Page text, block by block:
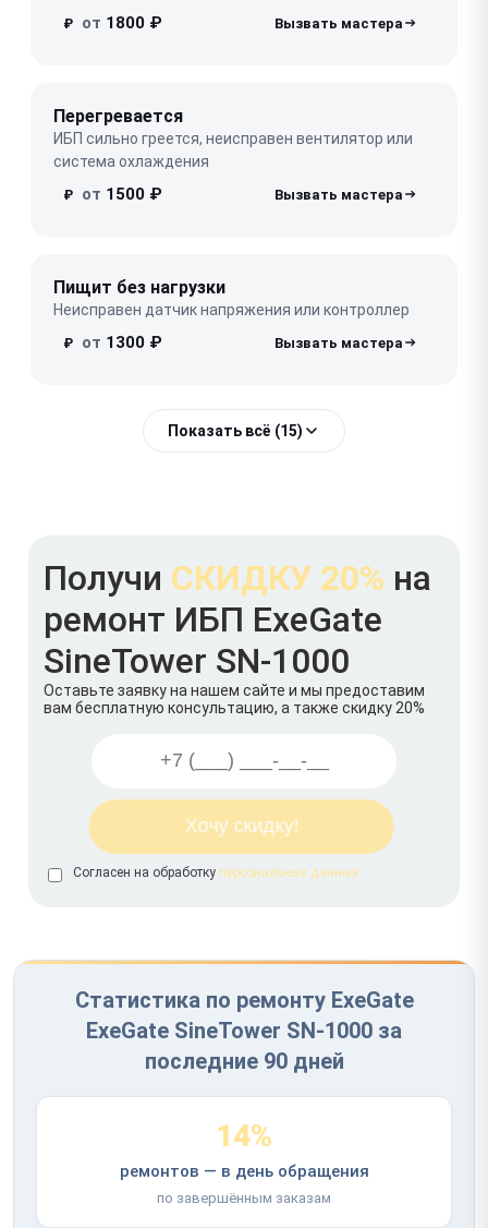
₽ от 1800 ₽
Перегревается
ИБП сильно греется, неисправен вентилятор или
система охлаждения
₽ от 1500 ₽
Пищит без нагрузки
Неисправен датчик напряжения или контроллер
₽ от 1300 ₽
Показать всё (15)
Получи СКИДКУ 20% на
ремонт ИБП ExeGate
SineTower SN-1000
Оставьте заявку на нашем сайте и мы предоставим
вам бесплатную консультацию, а также скидку 20%
Согласен на обработку персональных данных
Статистика по ремонту ExeGate
ExeGate SineTower SN-1000 за
последние 90 дней
14%
ремонтов — в день обращения
по завершённым заказам